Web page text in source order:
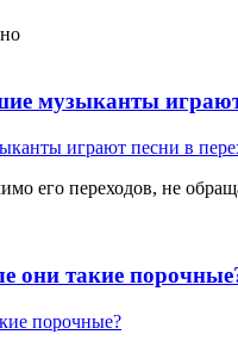
музыканты
его переходов, не
они такие